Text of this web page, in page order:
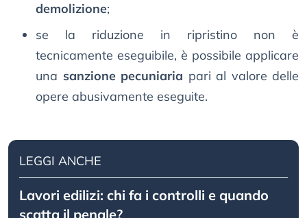
demolizione;
se la riduzione in ripristino non è
tecnicamente eseguibile, è possibile applicare
una sanzione pecuniaria pari al valore delle
opere abusivamente eseguite.
LEGGI ANCHE
Lavori edilizi: chi fa i controlli e quando
scatta il penale?